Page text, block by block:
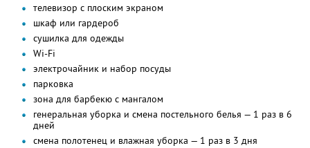
телевизор с плоским экраном
шкаф или гардероб
сушилка для одежды
Wi-Fi
электрочайник и набор посуды
парковка
зона для барбекю с мангалом
генеральная уборка и смена постельного белья — 1 раз в 6
дней
смена полотенец и влажная уборка — 1 раз в 3 дня